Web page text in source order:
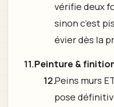
vérifie deux
sinon c’est
évier dès la
Peinture &
Peins murs
pose